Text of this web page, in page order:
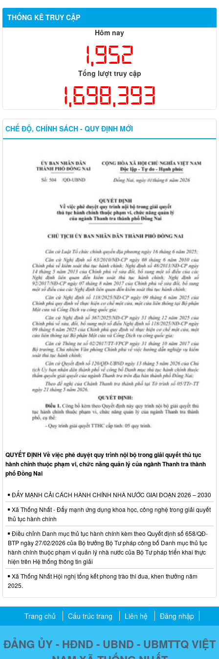
THỐNG KÊ TRUY CẬP
Hôm nay
1,952
Tổng lượt truy cập
1,698,393
CHẾ ĐỘ, CHÍNH SÁCH - QUY ĐỊNH MỚI
QUYẾT ĐỊNH Về việc phê duyệt quy trình nội bộ trong giải quyết thủ tục
hành chính thuộc phạm vi, chức năng quản lý của ngành Thanh tra thành
phố Đồng Nai
ĐẨY MẠNH CẢI CÁCH HÀNH CHÍNH NHÀ NƯỚC GIAI ĐOẠN 2026 – 2030
Xã Thống Nhất - Đẩy mạnh ứng dụng khoa học, công nghệ trong giải quyết
thủ tục hành chính
Điều chỉnh Danh mục thủ tục hành chính kèm theo Quyết định số 658/QĐ-
BTP ngày 27/02/2026 của Bộ trưởng Bộ Tư pháp công bố Danh mục thủ tục
hành chính thuộc phạm vi quản lý nhà nước của Bộ Tư pháp triển khai thực
hiện trên Hệ thống thông tin giải
Xã Thống Nhất Hội nghị tổng kết phong trào thi đua, khen thưởng năm
2025.
Trang chủ Cấu trúc trang Liên hệ Đăng nhập
ĐẢNG ỦY - HĐND - UBND - UBMTTQ VIỆT